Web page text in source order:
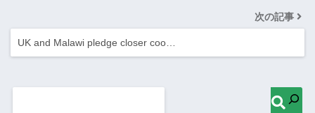
次の記事
UK and Malawi pledge closer coo…